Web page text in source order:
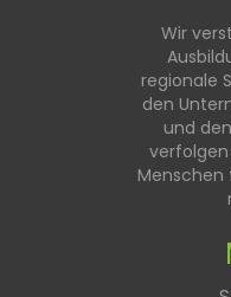
Wir
regionale
den
und
verfolgen
Menschen